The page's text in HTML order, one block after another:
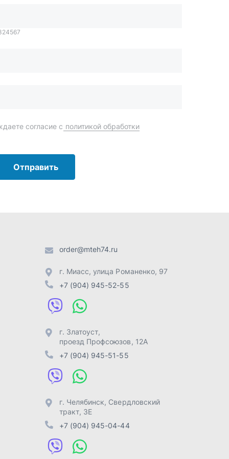
Отправить
+7 (904) 945-52-55
г. Челябинск,Свердловский
тракт, 3Е
Отправить заявку
Разработка -